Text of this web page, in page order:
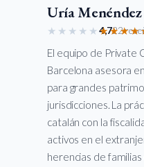
Uría Menéndez
★★★★★4,722
El equipo de Private
Barcelona asesora
para grandes
jurisdicciones. La
catalán con la
activos en el
herencias de